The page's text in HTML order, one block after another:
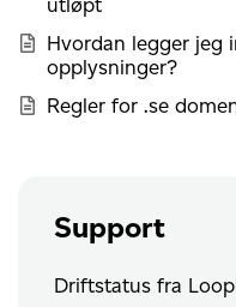
Hvordan legger jeg
opplysninger?
Regler for .se
Support
Driftstatus fra